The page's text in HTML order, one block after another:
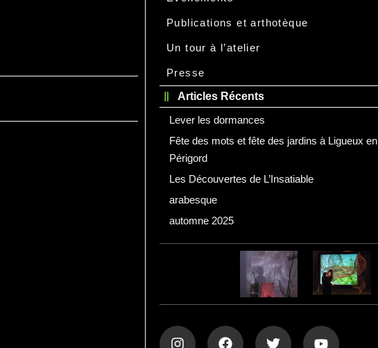
Publications et arthotèque
Un tour à l’atelier
Presse
Articles Récents
Lever les dormances
Fête des mots et fête des jardins à Ligueux en
Périgord
Les Découvertes de L’Insatiable
arabesque
automne 2025